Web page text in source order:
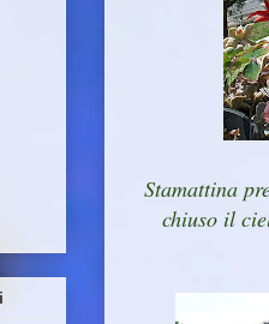
Stamattina
chiuso il